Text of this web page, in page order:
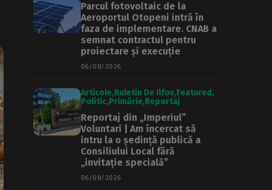
Parcul fotovoltaic de la
Aeroportul Otopeni intră în
faza de implementare. CNAB a
semnat contractul pentru
proiectare și execuție
06/08/2026
Articole Buletin De Ilfov Featured
Politic Primărie Reportaj
Reportaj din „Imperiul”
Voluntari | Am încercat să
intru la o ședință publică a
Consiliului Local fără
„invitație specială”
06/08/2026